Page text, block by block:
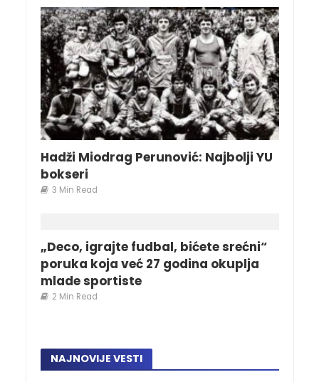
Hadži Miodrag Perunović: Najbolji YU
bokseri
3 Min Read
„Deco, igrajte fudbal, bićete srećni“
poruka koja već 27 godina okuplja
mlade sportiste
2 Min Read
NAJNOVIJE VESTI